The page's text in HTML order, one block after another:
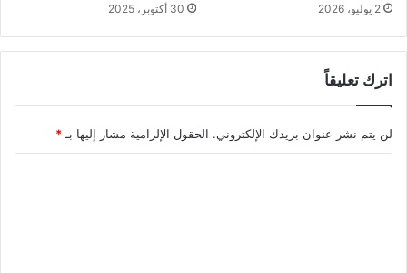
2 يوليو، 2026 30 أكتوبر، 2025
اترك تعليقاً
لن يتم نشر عنوان بريدك الإلكتروني. الحقول الإلزامية مشار إليها بـ *